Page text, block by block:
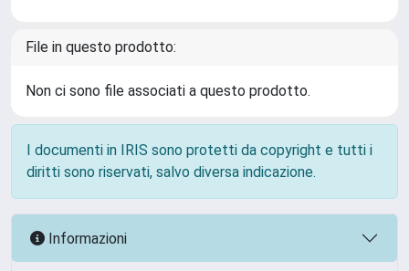
File in questo prodotto:
Non ci sono file associati a questo prodotto.
I documenti in IRIS sono protetti da copyright e tutti i
diritti sono riservati, salvo diversa indicazione.
Informazioni